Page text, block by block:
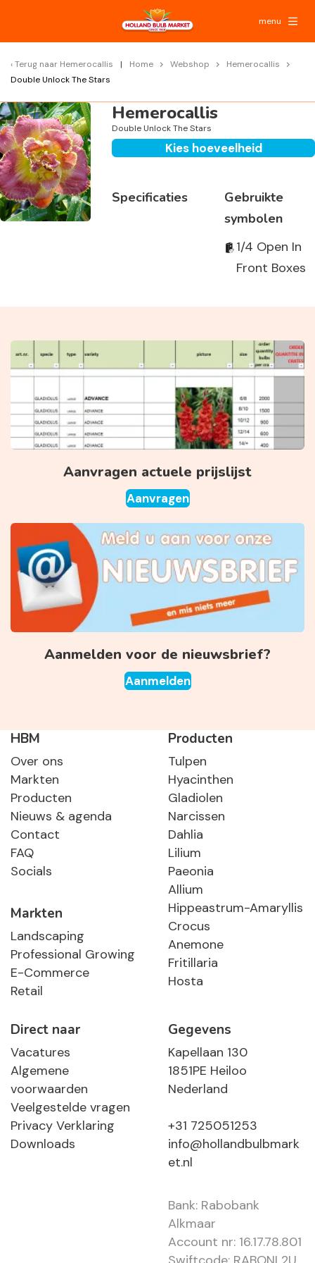
menu
Terug naar Hemerocallis Home Webshop
Hemerocallis
Double Unlock The Stars
Hemerocallis
Double Unlock The Stars
Kies hoeveelheid
Specificaties
Gebruikte
symbolen
1/4 Open In
Front Boxes
Aanvragen actuele prijslijst
Aanvragen
Aanmelden voor de nieuwsbrief?
Aanmelden
HBM
Over ons
Markten
Producten
Nieuws & agenda
Contact
FAQ
Socials
Markten
Landscaping
Professional Growing
E-Commerce
Retail
Producten
Tulpen
Hyacinthen
Gladiolen
Narcissen
Dahlia
Lilium
Paeonia
Allium
Hippeastrum-Amaryllis
Crocus
Anemone
Fritillaria
Hosta
Direct naar
Vacatures
Algemene
voorwaarden
Veelgestelde vragen
Privacy Verklaring
Downloads
Gegevens
Kapellaan 130
1851PE Heiloo
Nederland
+31 725051253
info@hollandbulbmark
et.nl
Bank: Rabobank
Alkmaar
Account nr: 16.17.78.801